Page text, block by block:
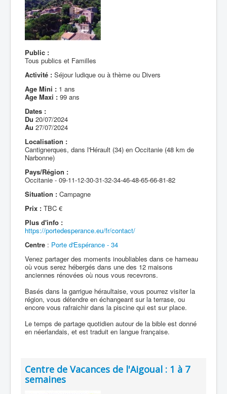
Public :
Tous publics et Familles
Activité : Séjour ludique ou à thème ou Divers
Age Mini : 1 ans
Age Maxi : 99 ans
Dates :
Du 20/07/2024
Au 27/07/2024
Localisation :
Cantignerques, dans l'Hérault (34) en Occitanie (48 km de
Narbonne)
Pays/Région :
Occitanie - 09-11-12-30-31-32-34-46-48-65-66-81-82
Situation : Campagne
Prix : TBC €
Plus d'info :
https://portedesperance.eu/fr/contact/
Centre : Porte d'Espérance - 34
Venez partager des moments inoubliables dans ce hameau
où vous serez hébergés dans une des 12 maisons
anciennes rénovées où nous vous recevrons.
Basés dans la garrigue héraultaise, vous pourrez visiter la
région, vous détendre en échangeant sur la terrase, ou
encore vous rafraichir dans la piscine qui est sur place.
Le temps de partage quotidien autour de la bible est donné
en néerlandais, et est traduit en langue française.
Centre de Vacances de l'Aigoual : 1 à 7
semaines